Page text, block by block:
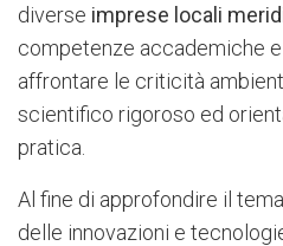
diverse imprese locali
competenze accademiche
affrontare le criticità
scientifico rigoroso ed
pratica.
Al fine di approfondire il
delle innovazioni e